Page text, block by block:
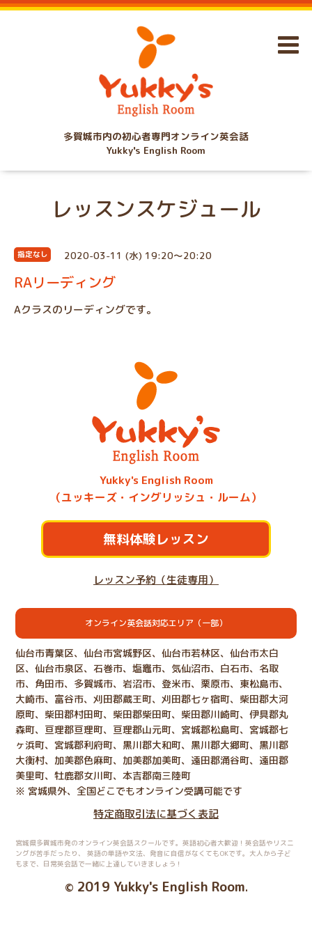
多賀城市内の初心者専門オンライン英会話
Yukky's English Room
レッスンスケジュール
指定なし 2020-03-11 (水) 19:20～20:20
RAリーディング
Aクラスのリーディングです。
Yukky's English Room
（ユッキーズ・イングリッシュ・ルーム）
無料体験レッスン
レッスン予約（生徒専用）
オンライン英会話対応エリア（一部）
仙台市青葉区、仙台市宮城野区、仙台市若林区、仙台市太白
区、仙台市泉区、石巻市、塩竈市、気仙沼市、白石市、名取
市、角田市、多賀城市、岩沼市、登米市、栗原市、東松島市、
大崎市、富谷市、刈田郡蔵王町、刈田郡七ヶ宿町、柴田郡大河
原町、柴田郡村田町、柴田郡柴田町、柴田郡川崎町、伊具郡丸
森町、亘理郡亘理町、亘理郡山元町、宮城郡松島町、宮城郡七
ヶ浜町、宮城郡利府町、黒川郡大和町、黒川郡大郷町、黒川郡
大衡村、加美郡色麻町、加美郡加美町、遠田郡涌谷町、遠田郡
美里町、牡鹿郡女川町、本吉郡南三陸町
※ 宮城県外、全国どこでもオンライン受講可能です
特定商取引法に基づく表記
宮城県多賀城市発のオンライン英会話スクールです。英語初心者大歓迎！英会話やリスニ
ングが苦手だったり、
英語の単語や文法、発音に自信がなくてもOKです。大人から子ど
もまで、日常英会話で一緒に上達していきましょう！
© 2019 Yukky's English Room.